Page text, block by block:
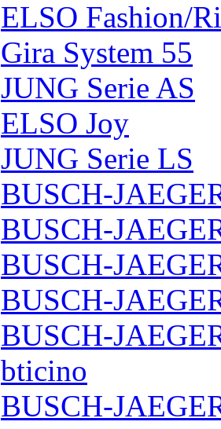
ELSO Fashion/
Gira System 55
JUNG Serie AS
ELSO Joy
JUNG Serie LS
BUSCH-
BUSCH-
BUSCH-
BUSCH-
BUSCH-
bticino
BUSCH-